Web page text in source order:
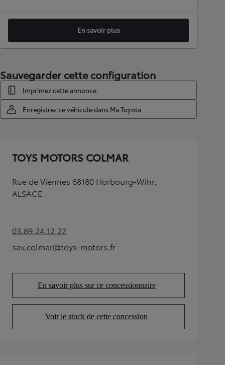
En savoir plus
Sauvegarder cette configuration
Imprimez cette annonce
Enregistrez ce véhicule dans Ma Toyota
TOYS MOTORS COLMAR
Rue de Viennes 68180 Horbourg-Wihr,
ALSACE
03.89.24.12.22(Opens in new tab)
sav.colmar@toys-motors.fr
(Opens in new tab)
En savoir plus sur ce concessionnaire
(Opens in new tab)
Voir le stock de cette concession
(Opens in new tab)